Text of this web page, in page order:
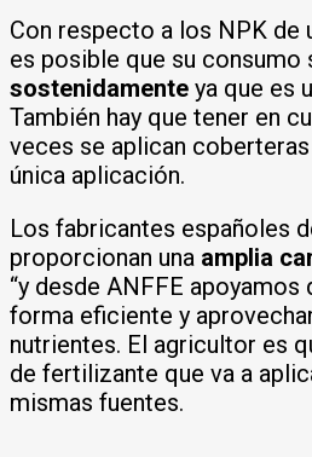
Con respecto a los NPK de
es posible que su consumo
sostenidamente ya que es
También hay que tener en
veces se aplican
única aplicación.
Los fabricantes españoles
proporcionan una amplia
“y desde ANFFE apoyamos
forma eficiente y
nutrientes. El agricultor es
de fertilizante que va a
mismas fuentes.